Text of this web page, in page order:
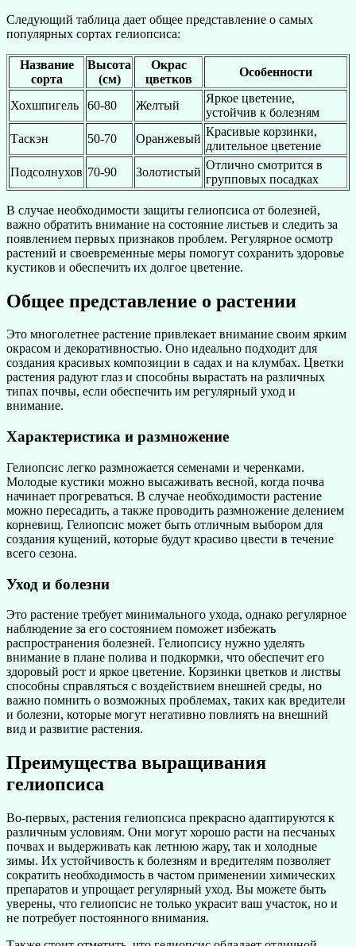
Следующий таблица дает общее представление о самых
популярных сортах гелиопсиса:
Название
сорта
Высота
(см)
Окрас
цветков
Особенности
Хохшпигель 60-80 Желтый
Яркое цветение,
устойчив к болезням
Таскэн
50-70 Оранжевый
Красивые корзинки,
длительное цветение
Подсолнухов 70-90 Золотистый
Отлично смотрится в
групповых посадках
В случае необходимости защиты гелиопсиса от болезней,
важно обратить внимание на состояние листьев и следить за
появлением первых признаков проблем. Регулярное осмотр
растений и своевременные меры помогут сохранить здоровье
кустиков и обеспечить их долгое цветение.
Общее представление о растении
Это многолетнее растение привлекает внимание своим ярким
окрасом и декоративностью. Оно идеально подходит для
создания красивых композиции в садах и на клумбах. Цветки
растения радуют глаз и способны вырастать на различных
типах почвы, если обеспечить им регулярный уход и
внимание.
Характеристика и размножение
Гелиопсис легко размножается семенами и черенками.
Молодые кустики можно высаживать весной, когда почва
начинает прогреваться. В случае необходимости растение
можно пересадить, а также проводить размножение делением
корневищ. Гелиопсис может быть отличным выбором для
создания кущений, которые будут красиво цвести в течение
всего сезона.
Уход и болезни
Это растение требует минимального ухода, однако регулярное
наблюдение за его состоянием поможет избежать
распространения болезней. Гелиопсису нужно уделять
внимание в плане полива и подкормки, что обеспечит его
здоровый рост и яркое цветение. Корзинки цветков и листвы
способны справляться с воздействием внешней среды, но
важно помнить о возможных проблемах, таких как вредители
и болезни, которые могут негативно повлиять на внешний
вид и развитие растения.
Преимущества выращивания
гелиопсиса
Во-первых, растения гелиопсиса прекрасно адаптируются к
различным условиям. Они могут хорошо расти на песчаных
почвах и выдерживать как летнюю жару, так и холодные
зимы. Их устойчивость к болезням и вредителям позволяет
сократить необходимость в частом применении химических
препаратов и упрощает регулярный уход. Вы можете быть
уверены, что гелиопсис не только украсит ваш участок, но и
не потребует постоянного внимания.